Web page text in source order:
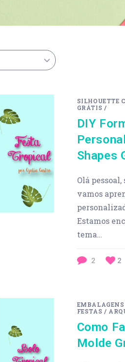
SILHOUETTE
GRÁTIS /
DIY
Shapes
Olá
vamos
Estamos
tema…
2 2
EMBALAGENS
FESTAS /
Como
Molde